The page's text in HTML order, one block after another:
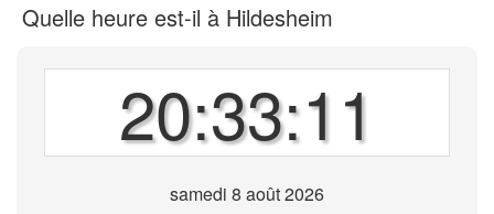
Quelle heure est-il à Hildesheim
20:33:11
samedi 8 août 2026